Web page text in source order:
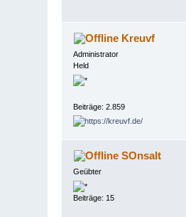
Kreuvf
Administrator
Held
Beiträge: 2.859
SOnsalt
Geübter
Beiträge: 15